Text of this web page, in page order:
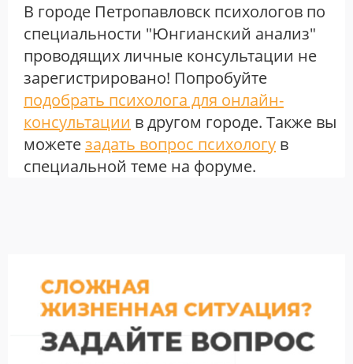
В городе Петропавловск психологов по
специальности "Юнгианский анализ"
проводящих личные консультации не
зарегистрировано! Попробуйте
подобрать психолога для онлайн-
консультации в другом городе. Также вы
можетезадать вопрос психологу в
специальной теме на форуме.